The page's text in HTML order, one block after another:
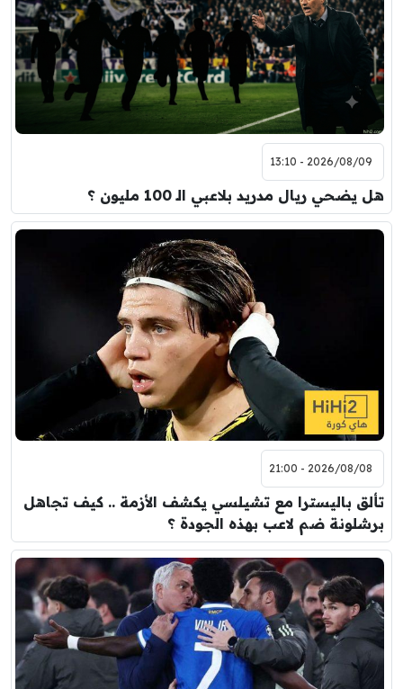
2026/08/09 - 13:10
هل يضحي ريال مدريد بلاعبي الـ 100 مليون ؟
2026/08/08 - 21:00
تألق باليسترا مع تشيلسي يكشف الأزمة .. كيف تجاهل
برشلونة ضم لاعب بهذه الجودة ؟